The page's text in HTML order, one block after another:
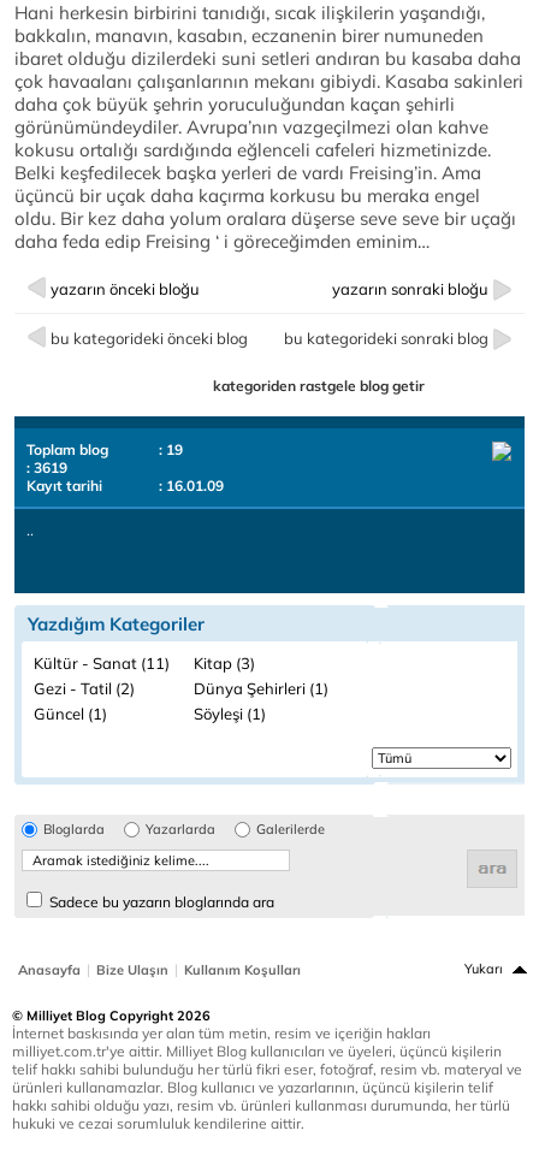
Hani herkesin birbirini tanıdığı, sıcak ilişkilerin yaşandığı,
bakkalın, manavın, kasabın, eczanenin birer numuneden
ibaret olduğu dizilerdeki suni setleri andıran bu kasaba daha
çok havaalanı çalışanlarının mekanı gibiydi. Kasaba sakinleri
daha çok büyük şehrin yoruculuğundan kaçan şehirli
görünümündeydiler. Avrupa’nın vazgeçilmezi olan kahve
kokusu ortalığı sardığında eğlenceli cafeleri hizmetinizde.
Belki keşfedilecek başka yerleri de vardı Freising’in. Ama
üçüncü bir uçak daha kaçırma korkusu bu meraka engel
oldu. Bir kez daha yolum oralara düşerse seve seve bir uçağı
daha feda edip Freising ‘ i göreceğimden eminim…
yazarın önceki bloğu yazarın sonraki bloğu
bu kategorideki önceki blog bu kategorideki sonraki blog
kategoriden rastgele blog getir
Toplam blog
: 19
: 3619
Kayıt tarihi
: 16.01.09
..
Yazdığım Kategoriler
Kültür - Sanat (11)
Kitap (3)
Gezi - Tatil (2)
Dünya Şehirleri (1)
Güncel (1)
Söyleşi (1)
Bloglarda Yazarlarda Galerilerde
Sadece bu yazarın bloglarında ara
Anasayfa | Bize Ulaşın | Kullanım Koşulları Yukarı
© Milliyet Blog Copyright 2026
İnternet baskısında yer alan tüm metin, resim ve içeriğin hakları
milliyet.com.tr'ye aittir. Milliyet Blog kullanıcıları ve üyeleri, üçüncü kişilerin
telif hakkı sahibi bulunduğu her türlü fikri eser, fotoğraf, resim vb. materyal ve
ürünleri kullanamazlar. Blog kullanıcı ve yazarlarının, üçüncü kişilerin telif
hakkı sahibi olduğu yazı, resim vb. ürünleri kullanması durumunda, her türlü
hukuki ve cezai sorumluluk kendilerine aittir.